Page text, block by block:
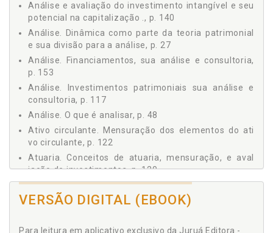
5.5 O uso dos índices, p. 51
Capítulo 6 OS FENÔMENOS PRINCIPAIS DA DINÂMICA ., p. 55
6.1 Fenômenos e dinâmica ., p. 55
6.2 Os investimentos patrimoniais, p. 56
6.3 Os financiamentos patrimoniais, p. 59
6.4 Os custos, p. 61
6.5 As receitas, p. 63
6.6 Os resultados, p. 64
Capítulo 7 OS FENÔMENOS FINANCEIROS, A DINÂMICA E O
COMPORTAMENTO DO CAPITAL CIRCULANTE, p. 67
7.1 Dinâmica e relação com o ciclo comercial e fina nceiro,
7.3 Quociente de liquidez comum e sua aplicação ., p. 69
7.5 O prazo de pagamento, p. 76
Análise e avaliação do investimento intangível e seu
potencial na capitalização ., p. 140
Análise. Dinâmica como parte da teoria patrimonial
e sua divisão para a análise, p. 27
Análise. Financiamentos, sua análise e consultoria,
p. 153
Análise. Investimentos patrimoniais sua análise e
consultoria, p. 117
Análise. O que é analisar, p. 48
Ativo circulante. Mensuração dos elementos do ati
vo circulante, p. 122
Atuaria. Conceitos de atuaria, mensuração, e aval
iação de investimentos, p. 120
Avaliação e análise dos ajustes de depreciação do s
investimentos imobilizados, seus custos, e
planejamento do capital, p. 138
Avaliação. Conceitos de atuaria, mensuração, e av
VERSÃO DIGITAL (EBOOK)
Para leitura em aplicativo exclusivo da Juruá Editora -